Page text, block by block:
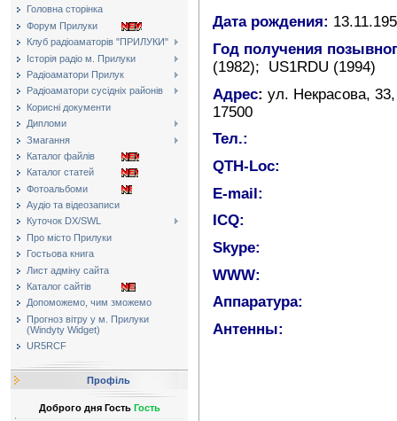
Головна сторінка
Форум Прилуки
Клуб радіоаматорів "ПРИЛУКИ"
Історія радіо м. Прилуки
Радіоаматори Прилук
Радіоаматори сусідніх районів
Корисні документи
Дипломи
Змагання
Каталог файлів
Каталог статей
Фотоальбоми
Аудіо та відеозаписи
Куточок DX/SWL
Про місто Прилуки
Гостьова книга
Лист адміну сайта
Каталог сайтів
Допоможемо, чим зможемо
Прогноз вітру у м. Прилуки
(Windyty Widget)
UR5RCF
Профіль
Доброго дня Гость Гость
Дата рождения:
Год получения
(1982); US1RDU (1994)
Адрес: ул. Некрасова, 33,
17500
Тел.:
QTH-Loc:
E-mail:
ICQ:
Skype:
WWW:
Аппаратура:
Антенны: